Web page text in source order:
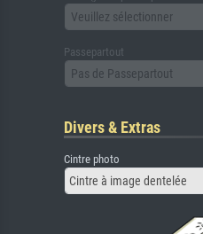
Veuillez sélectionner
Passepartout
Pas de Passepartout
Divers & Extras
Cintre photo
Cintre à image dentelée